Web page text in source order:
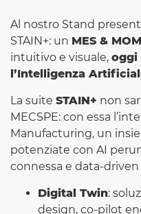
Al nostro Stand
STAIN+: un MES & MOM
intuitivo e visuale, oggi
l’Intelligenza
La suite STAIN+ non
MECSPE: con essa
Manufacturing, un
potenziate con AI
connessa e data-
Digital Twin:
design, co-pilot